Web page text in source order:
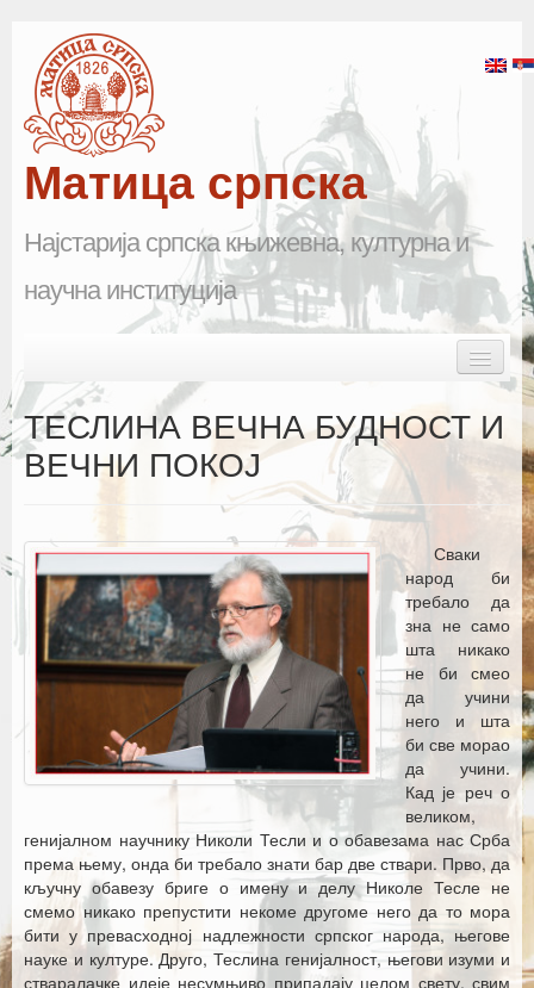
Матица српска
Најстарија српска књижевна, културна и
научна институција
Почетна
Матица српска
Каталог издања
Летопис Матице српске
Гласник Матице српске
Е–издања
Најаве
ТЕСЛИНА ВЕЧНА БУДНОСТ И
ВЕЧНИ ПОКОЈ
Сваки
народ би
требало да
зна не само
шта никако
не би смео
да учини
него и шта
би све морао
да учини.
Кад је реч о
великом,
генијалном научнику Николи Тесли и о обавезама нас Срба
према њему, онда би требало знати бар две ствари. Прво, да
кључну обавезу бриге о имену и делу Николе Тесле не
смемо никако препустити некоме другоме него да то мора
бити у превасходној надлежности српског народа, његове
науке и културе. Друго, Теслина генијалност, његови изуми и
стваралачке идеје несумњиво припадају целом свету, свим